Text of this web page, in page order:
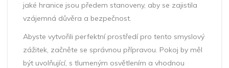
jaké hranice jsou předem stanoveny, aby se zajistila
vzájemná důvěra a bezpečnost.
Abyste vytvořili perfektní prostředí pro tento smyslový
zážitek, začněte se správnou přípravou. Pokoj by měl
být uvolňující, s tlumeným osvětlením a vhodnou